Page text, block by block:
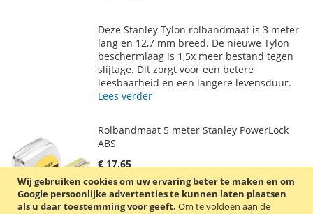
Wij gebruiken cookies om uw ervaring beter te maken en om
Google persoonlijke advertenties te kunnen laten plaatsen
als u daar toestemming voor geeft. Om te voldoen aan de
AAN
VERLANGLIJST
TE
VERGELIJKEN
Deze Stanley Tylon rolbandmaat is 3 meter
lang en 12,7 mm breed. De nieuwe Tylon
beschermlaag is 1,5x meer bestand tegen
slijtage. Dit zorgt voor een betere
leesbaarheid en een langere levensduur.
Lees verder
Rolbandmaat 5 meter Stanley PowerLock
ABS
€ 17,65
Incl. 21% BTW, excl.verzendkosten
In Winkelwagen